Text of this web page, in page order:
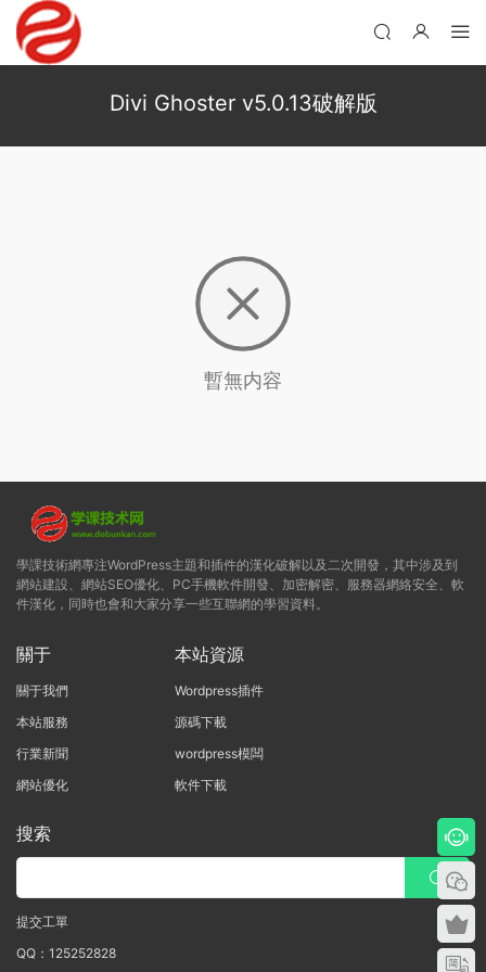
Divi Ghoster v5.0.13破解版
暫無内容
學課技術網專注WordPress主題和插件的漢化破解以及二次開發，其中涉及到
網站建設、網站SEO優化、PC手機軟件開發、加密解密、服務器網絡安全、軟
件漢化，同時也會和大家分享一些互聯網的學習資料。
關于
關于我們
本站服務
行業新聞
網站優化
本站資源
Wordpress插件
源碼下載
wordpress模闆
軟件下載
搜索
提交工單
QQ：125252828